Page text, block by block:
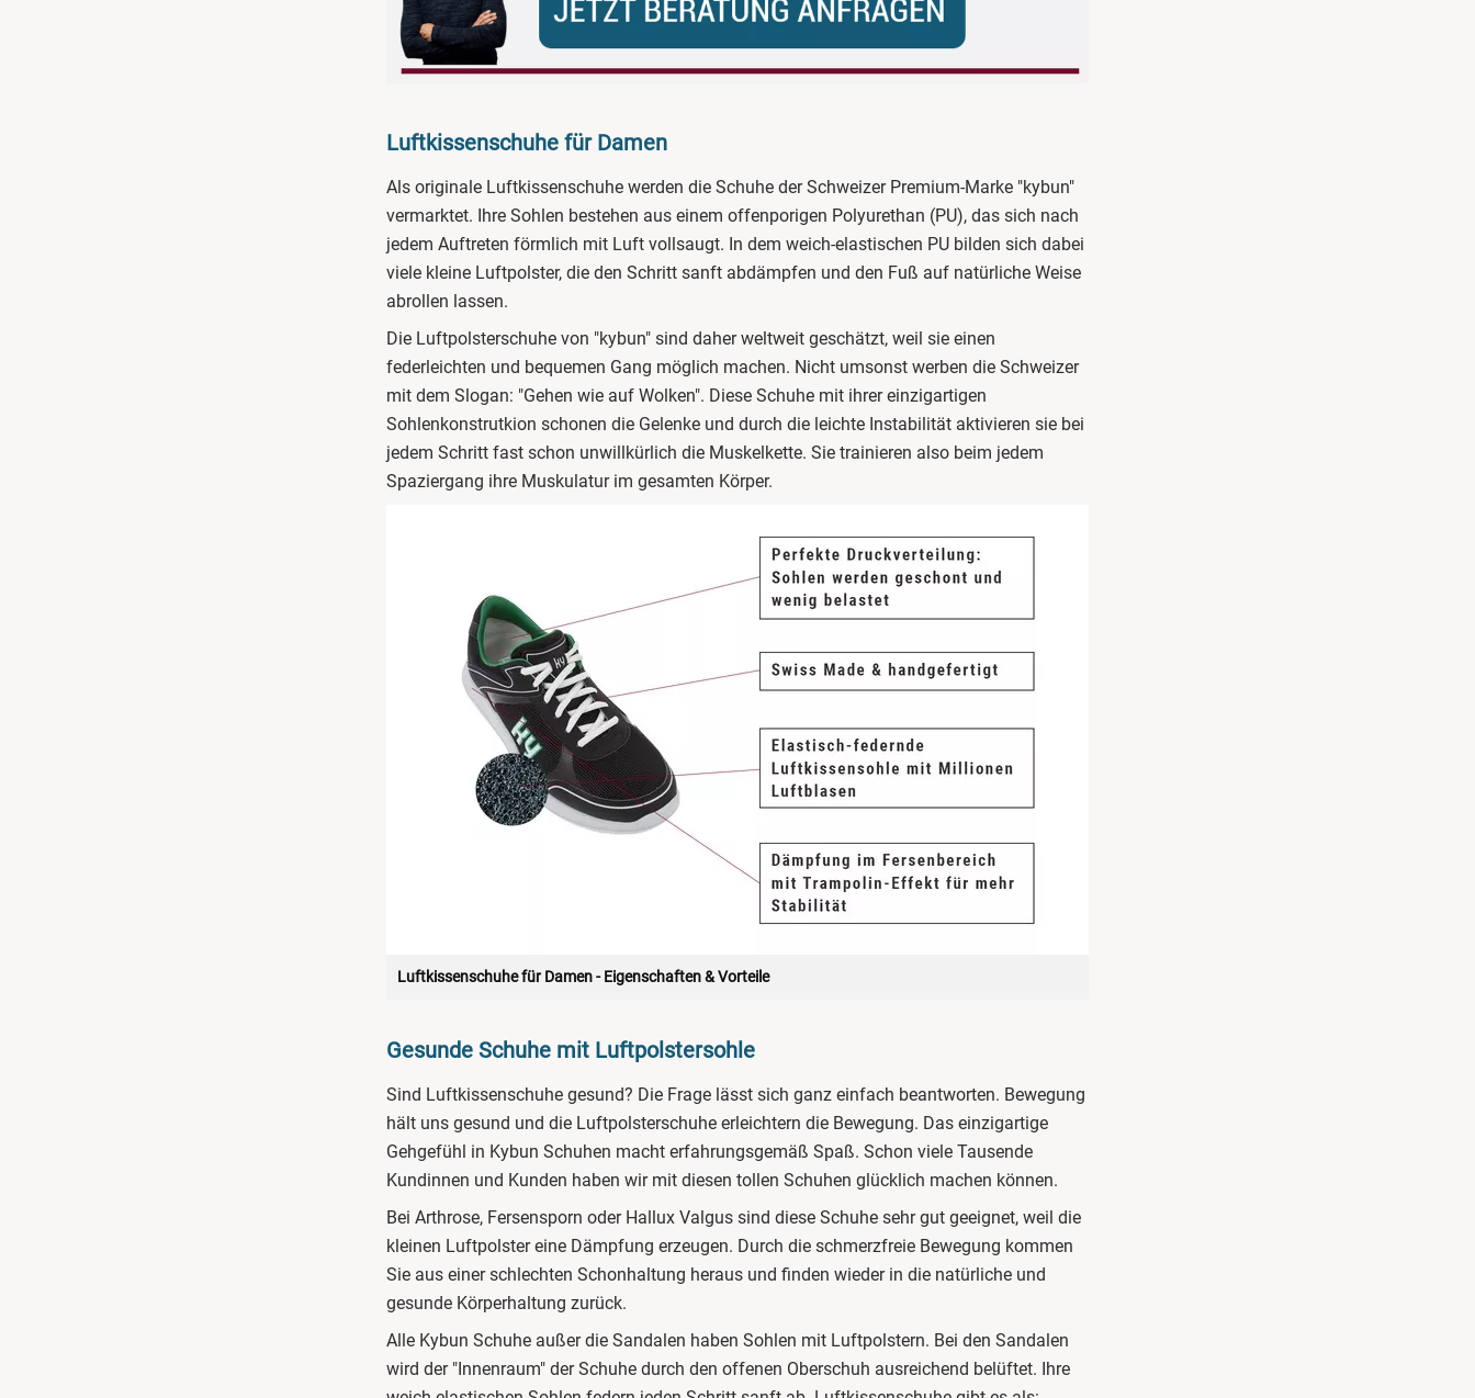
Luftkissenschuhe für Damen
Als originale Luftkissenschuhe werden die Schuhe der Schweizer Premium-Marke "kybun"
vermarktet. Ihre Sohlen bestehen aus einem offenporigen Polyurethan (PU), das sich nach
jedem Auftreten förmlich mit Luft vollsaugt. In dem weich-elastischen PU bilden sich dabei
viele kleine Luftpolster, die den Schritt sanft abdämpfen und den Fuß auf natürliche Weise
abrollen lassen.
Die Luftpolsterschuhe von "kybun" sind daher weltweit geschätzt, weil sie einen
federleichten und bequemen Gang möglich machen. Nicht umsonst werben die Schweizer
mit dem Slogan: "Gehen wie auf Wolken". Diese Schuhe mit ihrer einzigartigen
Sohlenkonstrutkion schonen die Gelenke und durch die leichte Instabilität aktivieren sie bei
jedem Schritt fast schon unwillkürlich die Muskelkette. Sie trainieren also beim jedem
Spaziergang ihre Muskulatur im gesamten Körper.
Luftkissenschuhe für Damen - Eigenschaften & Vorteile
Gesunde Schuhe mit Luftpolstersohle
Sind Luftkissenschuhe gesund? Die Frage lässt sich ganz einfach beantworten. Bewegung
hält uns gesund und die Luftpolsterschuhe erleichtern die Bewegung. Das einzigartige
Gehgefühl in Kybun Schuhen macht erfahrungsgemäß Spaß. Schon viele Tausende
Kundinnen und Kunden haben wir mit diesen tollen Schuhen glücklich machen können.
Bei Arthrose, Fersensporn oder Hallux Valgus sind diese Schuhe sehr gut geeignet, weil die
kleinen Luftpolster eine Dämpfung erzeugen. Durch die schmerzfreie Bewegung kommen
Sie aus einer schlechten Schonhaltung heraus und finden wieder in die natürliche und
gesunde Körperhaltung zurück.
Alle Kybun Schuhe außer die Sandalen haben Sohlen mit Luftpolstern. Bei den Sandalen
wird der "Innenraum" der Schuhe durch den offenen Oberschuh ausreichend belüftet. Ihre